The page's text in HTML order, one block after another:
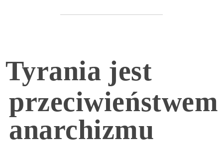
Tyrania jest
przeciwieństwem
anarchizmu